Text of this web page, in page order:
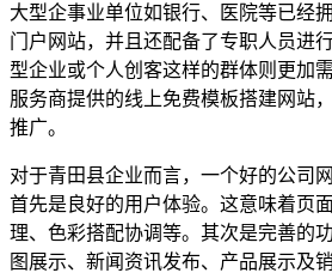
大型企事业单位如银行、医院等已经
门户网站，并且还配备了专职人员进
型企业或个人创客这样的群体则更加
服务商提供的线上免费模板搭建网站
推广。
对于青田县企业而言，一个好的公司
首先是良好的用户体验。这意味着页
理、色彩搭配协调等。其次是完善的
图展示、新闻资讯发布、产品展示及